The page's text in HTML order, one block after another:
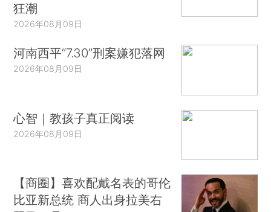
狂潮
2026年08月09日
河南西平“7.30”刑案嫌犯落网
2026年08月09日
心智｜教孩子真正阅读
2026年08月09日
【商圈】喜欢配戴名表的哥伦
比亚新总统 商人出身拉美右